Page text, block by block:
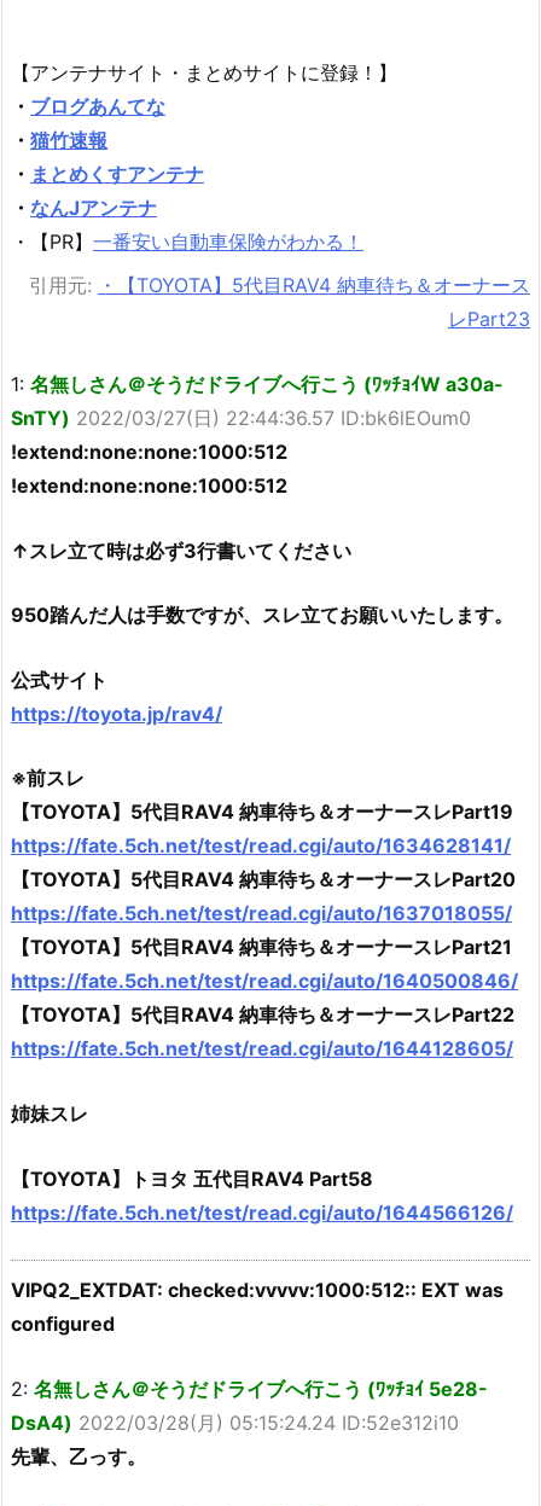
【アンテナサイト・まとめサイトに登録！】
・ ブログあんてな
・ 猫竹速報
・ まとめくすアンテナ
・ なんJアンテナ
・【PR】 一番安い自動車保険がわかる！
引用元:
・【TOYOTA】5代目RAV4 納車待ち＆オーナース
レPart23
1: 名無しさん＠そうだドライブへ行こう (ﾜｯﾁｮｲW a30a-
SnTY) 2022/03/27(日) 22:44:36.57 ID:bk6lEOum0
!extend:none:none:1000:512
!extend:none:none:1000:512
↑スレ立て時は必ず3行書いてください
950踏んだ人は手数ですが、スレ立てお願いいたします。
公式サイト
https://toyota.jp/rav4/
※前スレ
【TOYOTA】5代目RAV4 納車待ち＆オーナースレPart19
https://fate.5ch.net/test/read.cgi/auto/1634628141/
【TOYOTA】5代目RAV4 納車待ち＆オーナースレPart20
https://fate.5ch.net/test/read.cgi/auto/1637018055/
【TOYOTA】5代目RAV4 納車待ち＆オーナースレPart21
https://fate.5ch.net/test/read.cgi/auto/1640500846/
【TOYOTA】5代目RAV4 納車待ち＆オーナースレPart22
https://fate.5ch.net/test/read.cgi/auto/1644128605/
姉妹スレ
【TOYOTA】トヨタ 五代目RAV4 Part58
https://fate.5ch.net/test/read.cgi/auto/1644566126/
VIPQ2_EXTDAT: checked:vvvvv:1000:512:: EXT was
configured
2: 名無しさん＠そうだドライブへ行こう (ﾜｯﾁｮｲ 5e28-
DsA4) 2022/03/28(月) 05:15:24.24 ID:52e312i10
先輩、乙っす。